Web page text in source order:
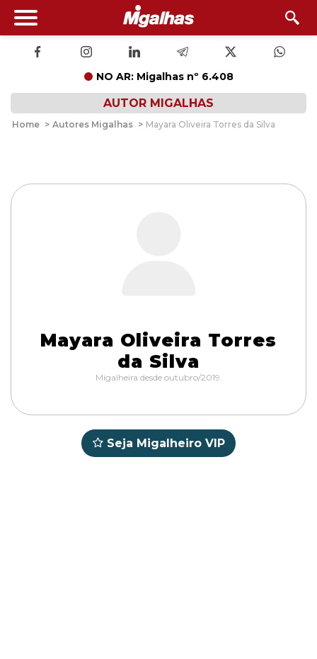
NO AR: Migalhas nº 6.408
AUTOR MIGALHAS
Home > Autores Migalhas > Mayara Oliveira Torres da Silva
Mayara Oliveira Torres
da Silva
Migalheira desde outubro/2019.
Seja Migalheiro VIP